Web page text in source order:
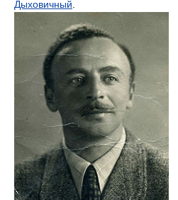
Дыховичный